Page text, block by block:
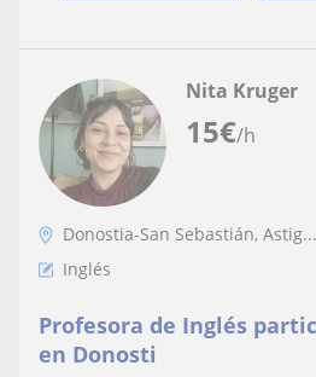
15€/h
Nita Kruger
Donostia-San Sebastián, Astig...
Inglés
Profesora de Inglés
en Donosti